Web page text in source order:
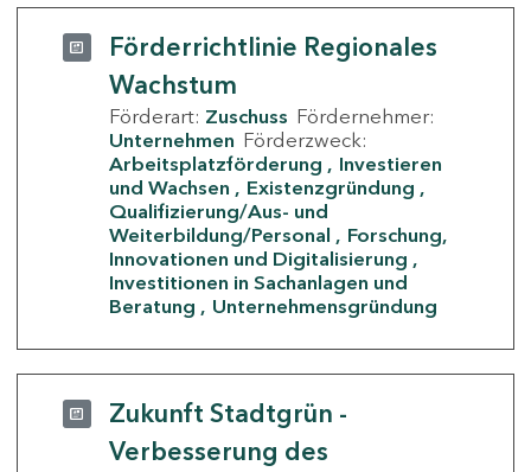
Förderrichtlinie Regionales
Wachstum
Förderart: Zuschuss Fördernehmer:
Unternehmen Förderzweck:
Arbeitsplatzförderung
Investieren
und Wachsen
Existenzgründung
Qualifizierung/Aus- und
Weiterbildung/Personal
Forschung,
Innovationen und Digitalisierung
Investitionen in Sachanlagen und
Beratung
Unternehmensgründung
Zukunft Stadtgrün -
Verbesserung des